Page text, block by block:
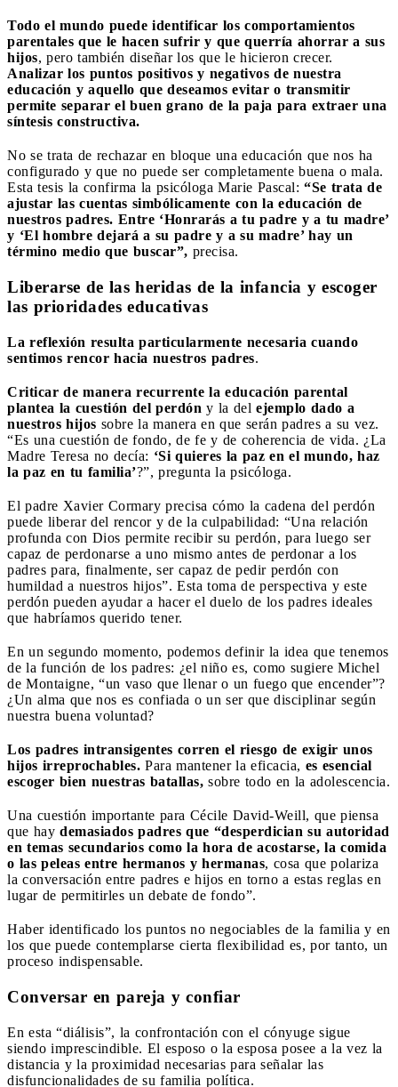
Todo el mundo puede identificar los comportamientos
parentales que le hacen sufrir y que querría ahorrar a sus
hijos, pero también diseñar los que le hicieron crecer.
Analizar los puntos positivos y negativos de nuestra
educación y aquello que deseamos evitar o transmitir
permite separar el buen grano de la paja para extraer una
síntesis constructiva.
No se trata de rechazar en bloque una educación que nos ha
configurado y que no puede ser completamente buena o mala.
Esta tesis la confirma la psicóloga Marie Pascal: “Se trata de
ajustar las cuentas simbólicamente con la educación de
nuestros padres. Entre ‘Honrarás a tu padre y a tu madre’
y ‘El hombre dejará a su padre y a su madre’ hay un
término medio que buscar”, precisa.
Liberarse de las heridas de la infancia y escoger
las prioridades educativas
La reflexión resulta particularmente necesaria cuando
sentimos rencor hacia nuestros padres.
Criticar de manera recurrente la educación parental
plantea la cuestión del perdón y la del ejemplo dado a
nuestros hijos sobre la manera en que serán padres a su vez.
“Es una cuestión de fondo, de fe y de coherencia de vida. ¿La
Madre Teresa no decía: ‘Si quieres la paz en el mundo, haz
la paz en tu familia’?”, pregunta la psicóloga.
El padre Xavier Cormary precisa cómo la cadena del perdón
puede liberar del rencor y de la culpabilidad: “Una relación
profunda con Dios permite recibir su perdón, para luego ser
capaz de perdonarse a uno mismo antes de perdonar a los
padres para, finalmente, ser capaz de pedir perdón con
humildad a nuestros hijos”. Esta toma de perspectiva y este
perdón pueden ayudar a hacer el duelo de los padres ideales
que habríamos querido tener.
En un segundo momento, podemos definir la idea que tenemos
de la función de los padres: ¿el niño es, como sugiere Michel
de Montaigne, “un vaso que llenar o un fuego que encender”?
¿Un alma que nos es confiada o un ser que disciplinar según
nuestra buena voluntad?
Los padres intransigentes corren el riesgo de exigir unos
hijos irreprochables. Para mantener la eficacia, es esencial
escoger bien nuestras batallas, sobre todo en la adolescencia.
Una cuestión importante para Cécile David-Weill, que piensa
que hay demasiados padres que “desperdician su autoridad
en temas secundarios como la hora de acostarse, la comida
o las peleas entre hermanos y hermanas, cosa que polariza
la conversación entre padres e hijos en torno a estas reglas en
lugar de permitirles un debate de fondo”.
Haber identificado los puntos no negociables de la familia y en
los que puede contemplarse cierta flexibilidad es, por tanto, un
proceso indispensable.
Conversar en pareja y confiar
En esta “diálisis”, la confrontación con el cónyuge sigue
siendo imprescindible. El esposo o la esposa posee a la vez la
distancia y la proximidad necesarias para señalar las
disfuncionalidades de su familia política.